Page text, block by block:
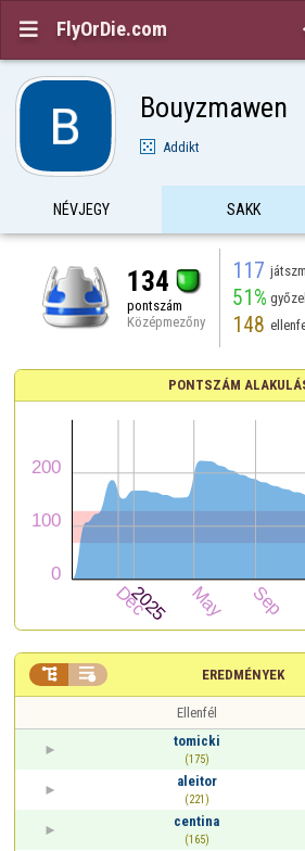
 FlyOrDie.com
Bouyzmawen
Addikt
NÉVJEGY SAKK
134
pontszám
Középmezőny
117
51%
148
PONTSZÁM
EREDMÉNYEK
 
Ellenfél
tomicki
(175)
aleitor
(221)
centina
(165)